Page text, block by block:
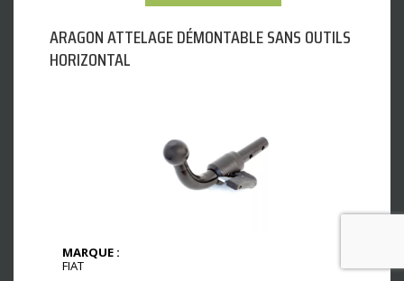
ARAGON ATTELAGE DÉMONTABLE SANS OUTILS
HORIZONTAL
MARQUE :
FIAT